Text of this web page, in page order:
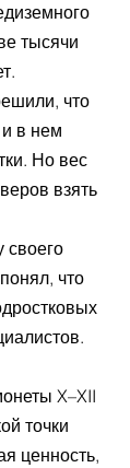
тысячи
что
в нем
Но вес
взять
своего
что
X–XII
точки
ценность,